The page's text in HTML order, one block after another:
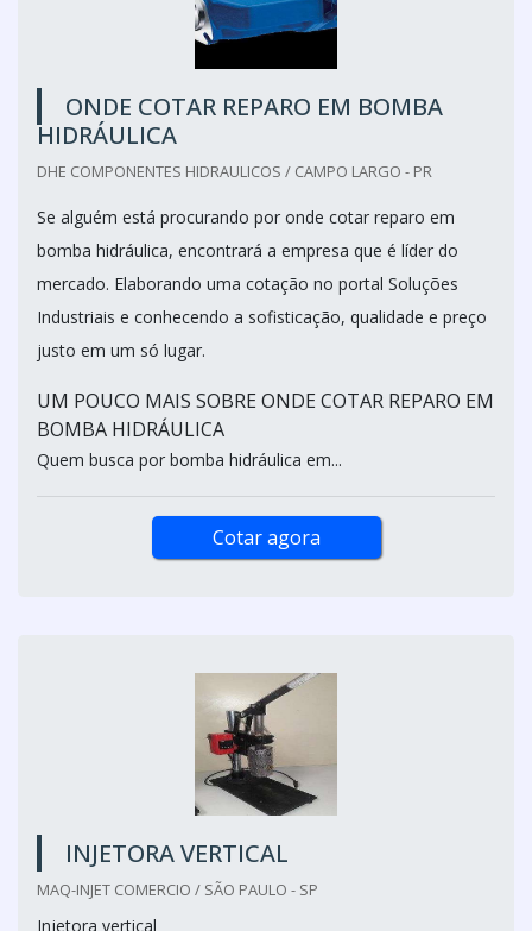
ONDE COTAR REPARO EM BOMBA
HIDRÁULICA
DHE COMPONENTES HIDRAULICOS / CAMPO LARGO - PR
Se alguém está procurando por onde cotar reparo em
bomba hidráulica, encontrará a empresa que é líder do
mercado. Elaborando uma cotação no portal Soluções
Industriais e conhecendo a sofisticação, qualidade e preço
justo em um só lugar.
UM POUCO MAIS SOBRE ONDE COTAR REPARO EM
BOMBA HIDRÁULICA
Quem busca por bomba hidráulica em...
Cotar agora
INJETORA VERTICAL
MAQ-INJET COMERCIO / SÃO PAULO - SP
Injetora vertical